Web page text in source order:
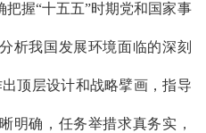
握“十五五”时期党和国家事
析我国发展环境面临的深刻
顶层设计和战略擘画，指导
明确，任务举措求真务实，